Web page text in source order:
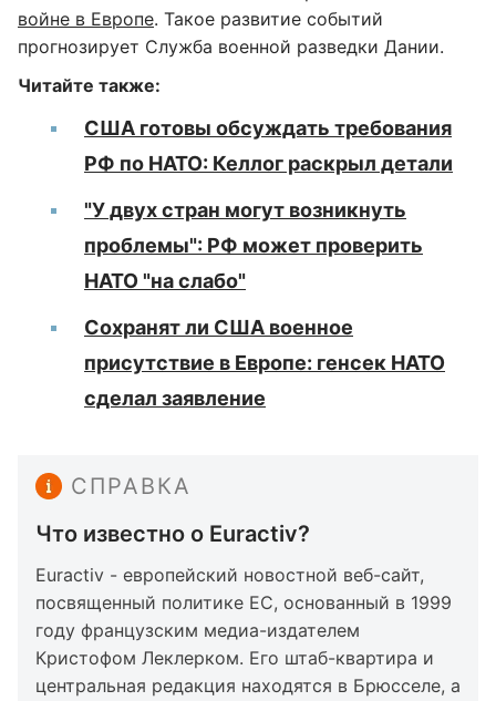
войне в Европе. Такое развитие событий
прогнозирует Служба военной разведки Дании.
Читайте также:
США готовы обсуждать требования
РФ по НАТО: Келлог раскрыл детали
"У двух стран могут возникнуть
проблемы": РФ может проверить
НАТО "на слабо"
Сохранят ли США военное
присутствие в Европе: генсек НАТО
сделал заявление
СПРАВКА
Что известно о Euractiv?
Euractiv - европейский новостной веб-сайт,
посвященный политике ЕС, основанный в 1999
году французским медиа-издателем
Кристофом Леклерком. Его штаб-квартира и
центральная редакция находятся в Брюсселе, а